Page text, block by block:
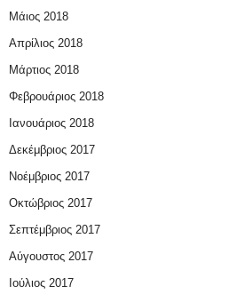
Μάιος 2018
Απρίλιος 2018
Μάρτιος 2018
Φεβρουάριος 2018
Ιανουάριος 2018
Δεκέμβριος 2017
Νοέμβριος 2017
Οκτώβριος 2017
Σεπτέμβριος 2017
Αύγουστος 2017
Ιούλιος 2017